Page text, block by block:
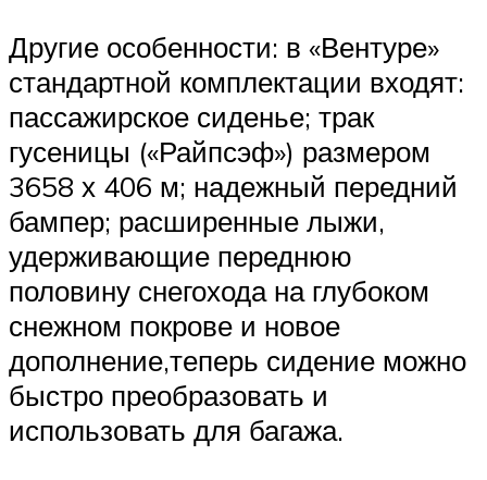
Другие особенности: в «Вентуре»
стандартной комплектации входят:
пассажирское сиденье; трак
гусеницы («Райпсэф») размером
3658 х 406 м; надежный передний
бампер; расширенные лыжи,
удерживающие переднюю
половину снегохода на глубоком
снежном покрове и новое
дополнение,теперь сидение можно
быстро преобразовать и
использовать для багажа.